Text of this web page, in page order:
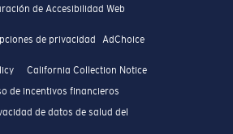
de Accesibilidad Web
de privacidad AdChoice
California Collection Notice
de incentivos financieros
de datos de salud del